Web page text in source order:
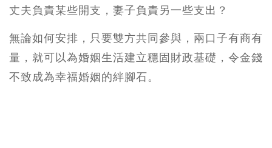
丈夫負責某些開支，妻子負責另一些支出？
無論如何安排，只要雙方共同參與，兩口子有商有
量，就可以為婚姻生活建立穩固財政基礎，令金錢
不致成為幸福婚姻的絆腳石。